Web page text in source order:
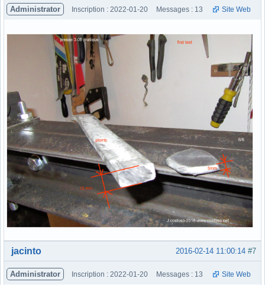
Administrator Inscription : 2022-01-20 Messages : 13 Site Web
Hors ligne #7
2016-02-14 11:00:14
jacinto
Administrator Inscription : 2022-01-20 Messages : 13 Site Web